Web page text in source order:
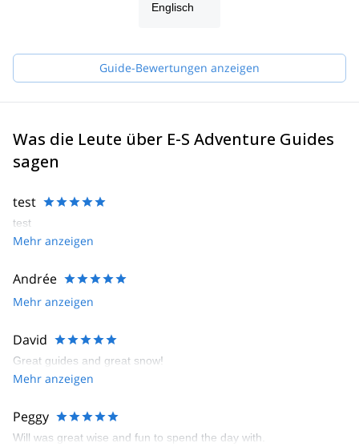
Englisch
Guide-Bewertungen anzeigen
Was die Leute über E-S Adventure Guides
sagen
test
test
Mehr anzeigen
Andrée
Mehr anzeigen
David
Great guides and great snow!
Mehr anzeigen
Peggy
Will was great wise and fun to spend the day with.